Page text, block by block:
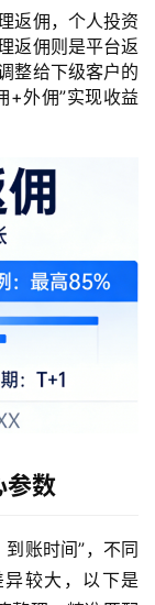
返佣，个人投资
返佣则是平台返
整给下级客户的
+外佣”实现收益
数
账时间”，不同
较大，以下是